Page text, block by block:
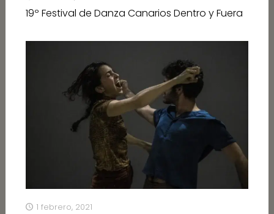
19º Festival de Danza Canarios Dentro y Fuera
1 febrero, 2021